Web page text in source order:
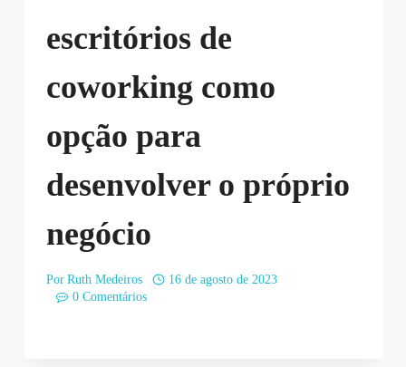
escritórios de
coworking como
opção para
desenvolver o próprio
negócio
Por Ruth Medeiros
16 de agosto de 2023
0 Comentários